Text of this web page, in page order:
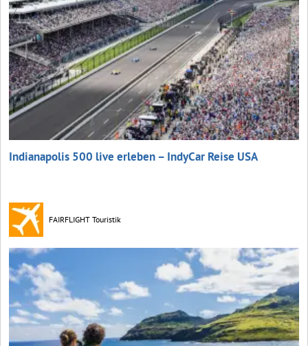
Indianapolis 500 live erleben – IndyCar Reise USA
FAIRFLIGHT Touristik